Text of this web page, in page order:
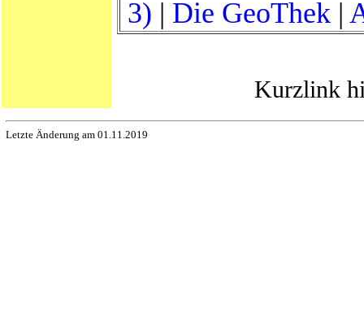
3) | Die GeoThek |
Kurzlink
Letzte Änderung am 01.11.2019